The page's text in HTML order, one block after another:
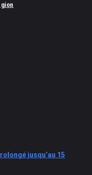
jusqu’au 15